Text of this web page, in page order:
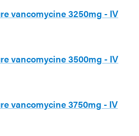
vancomycine 3250mg - IV
vancomycine 3500mg - IV
vancomycine 3750mg - IV